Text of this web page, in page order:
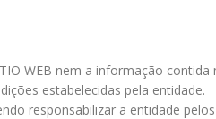
WEB nem a informação contida
estabelecidas pela entidade.
responsabilizar a entidade